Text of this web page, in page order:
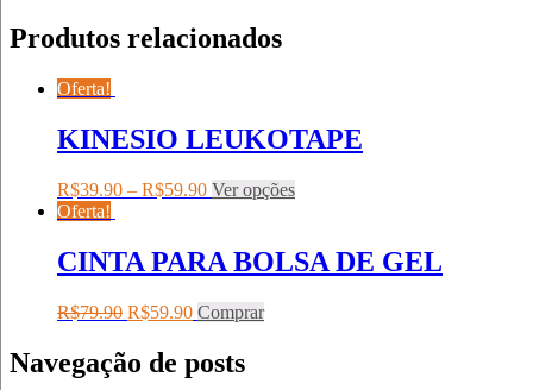
Produtos relacionados
Oferta!
KINESIO LEUKOTAPE
R$39.90 – R$59.90 Ver opções
Oferta!
CINTA PARA BOLSA DE GEL
R$79.90 R$59.90 Comprar
Navegação de posts